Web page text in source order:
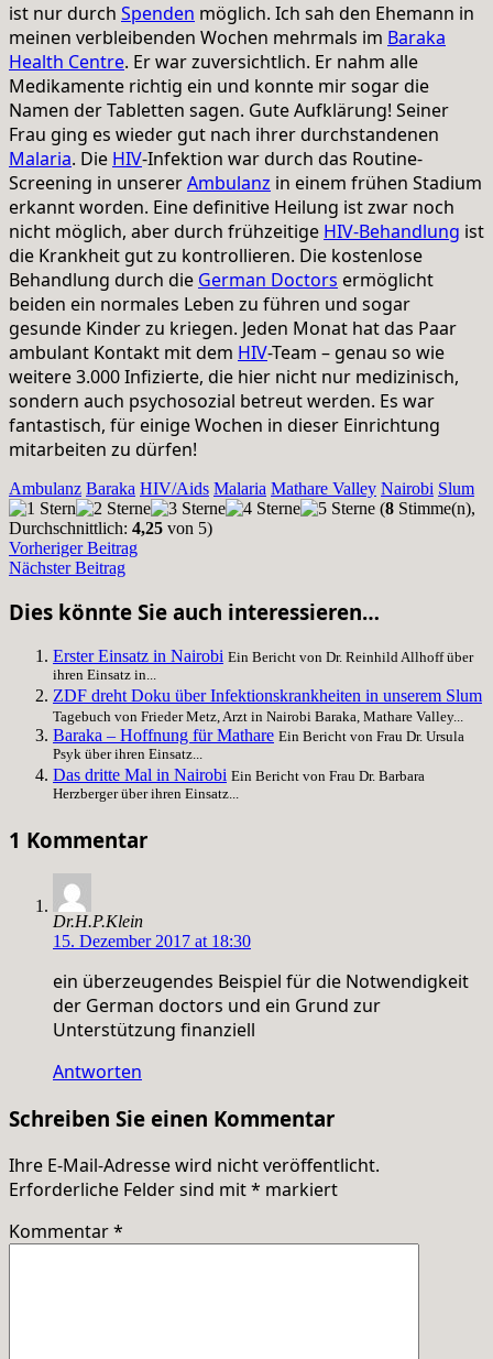
ist nur durch Spenden möglich. Ich sah den Ehemann in
meinen verbleibenden Wochen mehrmals im Baraka
Health Centre. Er war zuversichtlich. Er nahm alle
Medikamente richtig ein und konnte mir sogar die
Namen der Tabletten sagen. Gute Aufklärung! Seiner
Frau ging es wieder gut nach ihrer durchstandenen
Malaria. Die HIV-Infektion war durch das Routine-
Screening in unsererAmbulanz in einem frühen Stadium
erkannt worden. Eine definitive Heilung ist zwar noch
nicht möglich, aber durch frühzeitige HIV-Behandlung ist
die Krankheit gut zu kontrollieren. Die kostenlose
Behandlung durch die German Doctors ermöglicht
beiden ein normales Leben zu führen und sogar
gesunde Kinder zu kriegen. Jeden Monat hat das Paar
ambulant Kontakt mit dem HIV-Team – genau so wie
weitere 3.000 Infizierte, die hier nicht nur medizinisch,
sondern auch psychosozial betreut werden. Es war
fantastisch, für einige Wochen in dieser Einrichtung
mitarbeiten zu dürfen!
Ambulanz Baraka HIV/Aids Malaria Mathare Valley Nairobi Slum
(8 Stimme(n),
Durchschnittlich: 4,25 von 5)
Vorheriger Beitrag
Nächster Beitrag
Dies könnte Sie auch interessieren…
Erster Einsatz in Nairobi Ein Bericht von Dr. Reinhild Allhoff über
ihren Einsatz in...
ZDF dreht Doku über Infektionskrankheiten in unserem Slum
Tagebuch von Frieder Metz, Arzt in Nairobi Baraka, Mathare Valley...
Baraka – Hoffnung für Mathare Ein Bericht von Frau Dr. Ursula
Psyk über ihren Einsatz...
Das dritte Mal in Nairobi Ein Bericht von Frau Dr. Barbara
Herzberger über ihren Einsatz...
1 Kommentar
Dr.H.P.Klein
15. Dezember 2017 at 18:30
ein überzeugendes Beispiel für die Notwendigkeit
der German doctors und ein Grund zur
Unterstützung finanziell
Antworten
Schreiben Sie einen Kommentar
Ihre E-Mail-Adresse wird nicht veröffentlicht.
Erforderliche Felder sind mit* markiert
Kommentar*